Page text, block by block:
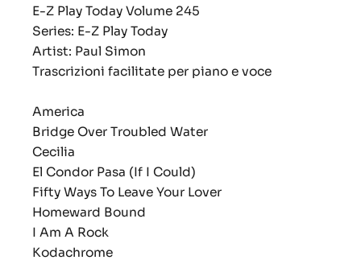
E-Z Play Today Volume 245
Series: E-Z Play Today
Artist: Paul Simon
Trascrizioni facilitate per piano e voce
America
Bridge Over Troubled Water
Cecilia
El Condor Pasa (If I Could)
Fifty Ways To Leave Your Lover
Homeward Bound
I Am A Rock
Kodachrome